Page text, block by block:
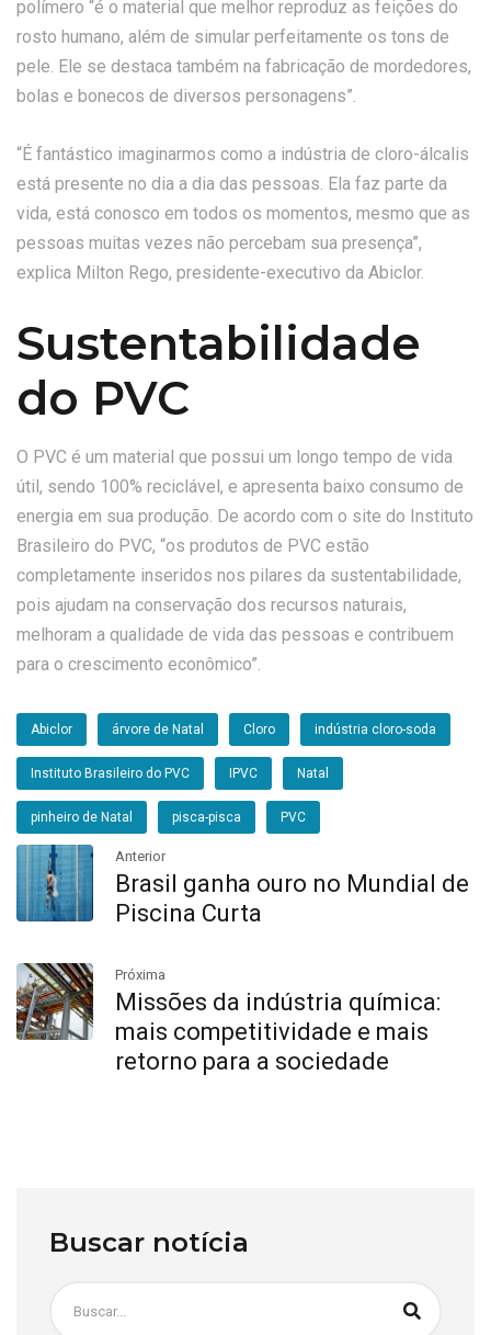
polímero “é o material que melhor reproduz as feições do
rosto humano, além de simular perfeitamente os tons de
pele. Ele se destaca também na fabricação de mordedores,
bolas e bonecos de diversos personagens”.
“É fantástico imaginarmos como a indústria de cloro-álcalis
está presente no dia a dia das pessoas. Ela faz parte da
vida, está conosco em todos os momentos, mesmo que as
pessoas muitas vezes não percebam sua presença”,
explica Milton Rego, presidente-executivo da Abiclor.
Sustentabilidade
do PVC
O PVC é um material que possui um longo tempo de vida
útil, sendo 100% reciclável, e apresenta baixo consumo de
energia em sua produção. De acordo com o site do Instituto
Brasileiro do PVC, “os produtos de PVC estão
completamente inseridos nos pilares da sustentabilidade,
pois ajudam na conservação dos recursos naturais,
melhoram a qualidade de vida das pessoas e contribuem
para o crescimento econômico”.
Abiclor árvore de Natal Cloro indústria cloro-soda
Instituto Brasileiro do PVC IPVC Natal
pinheiro de Natal pisca-pisca PVC
Anterior
Brasil ganha ouro no Mundial de
Piscina Curta
Próxima
Missões da indústria química:
mais competitividade e mais
retorno para a sociedade
Buscar notícia